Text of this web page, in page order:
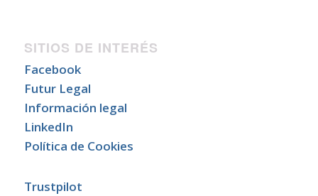
SITIOS DE INTERÉS
Facebook
Futur Legal
Información legal
LinkedIn
Política de Cookies
Trustpilot